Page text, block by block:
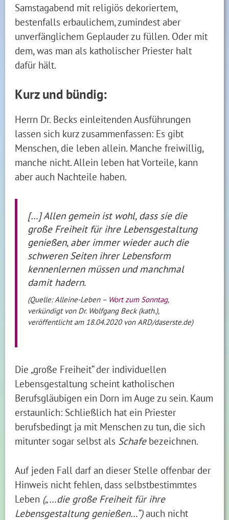
Samstagabend mit religiös dekoriertem,
bestenfalls erbaulichem, zumindest aber
unverfänglichem Geplauder zu füllen. Oder mit
dem, was man als katholischer Priester halt
dafür hält.
Kurz und bündig:
Herrn Dr. Becks einleitenden Ausführungen
lassen sich kurz zusammenfassen: Es gibt
Menschen, die leben allein. Manche freiwillig,
manche nicht. Allein leben hat Vorteile, kann
aber auch Nachteile haben.
[…] Allen gemein ist wohl, dass sie die
große Freiheit für ihre Lebensgestaltung
genießen, aber immer wieder auch die
schweren Seiten ihrer Lebensform
kennenlernen müssen und manchmal
damit hadern.
(Quelle: Alleine-Leben – Wort zum Sonntag,
verkündigt von Dr. Wolfgang Beck (kath.),
veröffentlicht am 18.04.2020 von ARD/daserste.de)
Die „große Freiheit“ der individuellen
Lebensgestaltung scheint katholischen
Berufsgläubigen ein Dorn im Auge zu sein. Kaum
erstaunlich: Schließlich hat ein Priester
berufsbedingt ja mit Menschen zu tun, die sich
mitunter sogar selbst als Schafebezeichnen.
Auf jeden Fall darf an dieser Stelle offenbar der
Hinweis nicht fehlen, dass selbstbestimmtes
Leben („…die große Freiheit für ihre
Lebensgestaltung genießen…“)auch nicht